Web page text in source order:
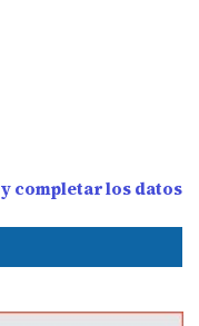
completar los datos